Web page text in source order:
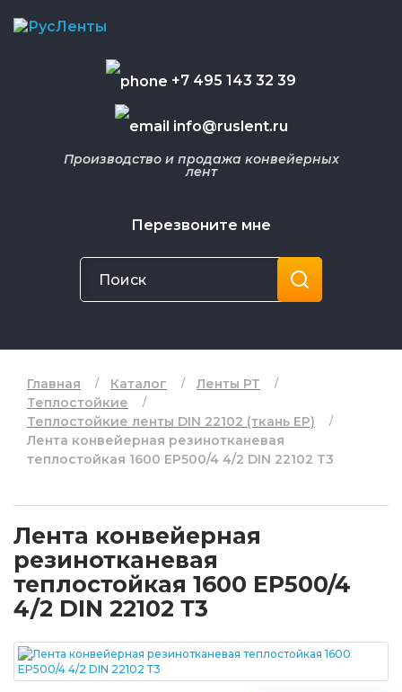
+7 495 143 32 39
info@ruslent.ru
Перезвоните мне
Производство и продажа конвейерных
лент
Главная Каталог
Ленты РТ
Теплостойкие
Теплостойкие ленты DIN 22102 (ткань EP)
Лента конвейерная резинотканевая
теплостойкая 1600 EP500/4 4/2 DIN 22102 Т3
Лента конвейерная
резинотканевая
теплостойкая 1600 EP500/4
4/2 DIN 22102 Т3